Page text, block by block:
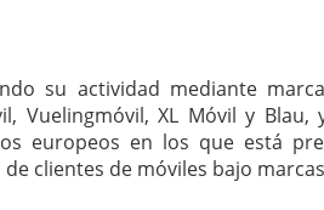
su actividad mediante
Vuelingmóvil, XL Móvil y Blau,
europeos en los que está
clientes de móviles bajo